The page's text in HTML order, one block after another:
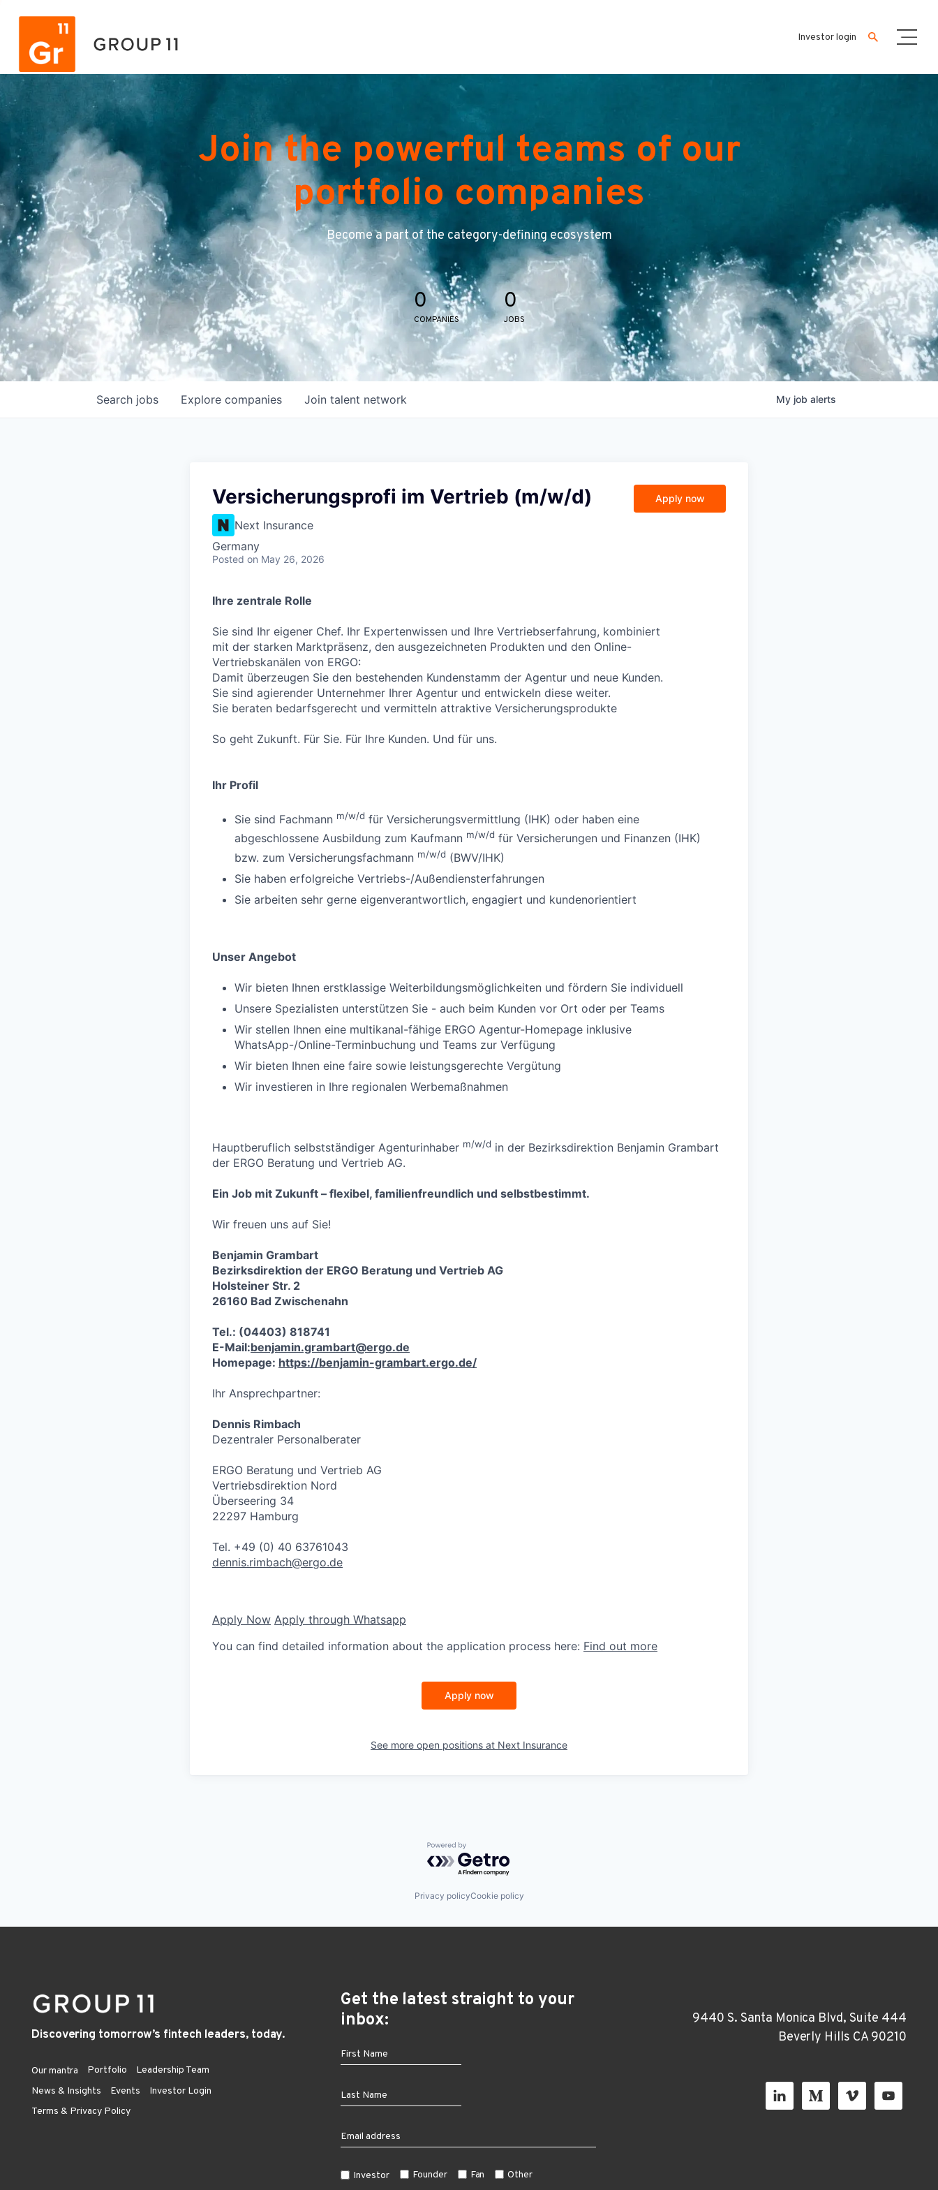
Investor login
Join the powerful teams of our
portfolio companies
Become a part of the category-defining ecosystem
0
COMPANIES
0
JOBS
Search jobs Explore companies Join talent network My job alerts
Versicherungsprofi im Vertrieb (m/w/d)
Next Insurance
Germany
Posted on May 26, 2026
Apply now
Ihre zentrale Rolle
Sie sind Ihr eigener Chef. Ihr Expertenwissen und Ihre Vertriebserfahrung, kombiniert
mit der starken Marktpräsenz, den ausgezeichneten Produkten und den Online-
Vertriebskanälen von ERGO:
Damit überzeugen Sie den bestehenden Kundenstamm der Agentur und neue Kunden.
Sie sind agierender Unternehmer Ihrer Agentur und entwickeln diese weiter.
Sie beraten bedarfsgerecht und vermitteln attraktive Versicherungsprodukte
So geht Zukunft. Für Sie. Für Ihre Kunden. Und für uns.
Ihr Profil
Sie sind Fachmann m/w/d für Versicherungsvermittlung (IHK) oder haben eine
abgeschlossene Ausbildung zum Kaufmann m/w/d für Versicherungen und Finanzen (IHK)
bzw. zum Versicherungsfachmann m/w/d (BWV/IHK)
Sie haben erfolgreiche Vertriebs-/Außendiensterfahrungen
Sie arbeiten sehr gerne eigenverantwortlich, engagiert und kundenorientiert
Unser Angebot
Wir bieten Ihnen erstklassige Weiterbildungsmöglichkeiten und fördern Sie individuell
Unsere Spezialisten unterstützen Sie - auch beim Kunden vor Ort oder per Teams
Wir stellen Ihnen eine multikanal-fähige ERGO Agentur-Homepage inklusive
WhatsApp-/Online-Terminbuchung und Teams zur Verfügung
Wir bieten Ihnen eine faire sowie leistungsgerechte Vergütung
Wir investieren in Ihre regionalen Werbemaßnahmen
Hauptberuflich selbstständiger Agenturinhaber m/w/d in der Bezirksdirektion Benjamin Grambart
der ERGO Beratung und Vertrieb AG.
Ein Job mit Zukunft – flexibel, familienfreundlich und selbstbestimmt.
Wir freuen uns auf Sie!
Benjamin Grambart
Bezirksdirektion der ERGO Beratung und Vertrieb AG
Holsteiner Str. 2
26160 Bad Zwischenahn
Tel.: (04403) 818741
E-Mail:benjamin.grambart@ergo.de
Homepage: https://benjamin-grambart.ergo.de/
Ihr Ansprechpartner:
Dennis Rimbach
Dezentraler Personalberater
ERGO Beratung und Vertrieb AG
Vertriebsdirektion Nord
Überseering 34
22297 Hamburg
Tel. +49 (0) 40 63761043
dennis.rimbach@ergo.de
Apply Now Apply through Whatsapp
You can find detailed information about the application process here: Find out more
Apply now
See more open positions at Next Insurance
Powered by Getro.com
Privacy policyCookie policy
Discovering tomorrow’s fintech leaders, today.
Our mantra Portfolio
Leadership Team
News & Insights
Events
Investor Login
Terms & Privacy Policy
Get the latest straight to your
inbox:
Investor Founder Fan Other
9440 S. Santa Monica Blvd, Suite 444
Beverly Hills CA 90210